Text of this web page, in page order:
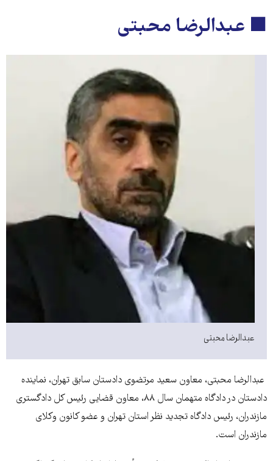
■ عبدالرضا محبتی
عبدالرضا محبتی
عبدالرضا محبتی، معاون سعید مرتضوی دادستان سابق تهران، نماینده
دادستان در دادگاه متهمان سال ۸۸، معاون قضایی رئیس کل دادگستری
مازندران، رئیس دادگاه تجدید نظر استان تهران و عضو کانون وکلای
مازندران است.